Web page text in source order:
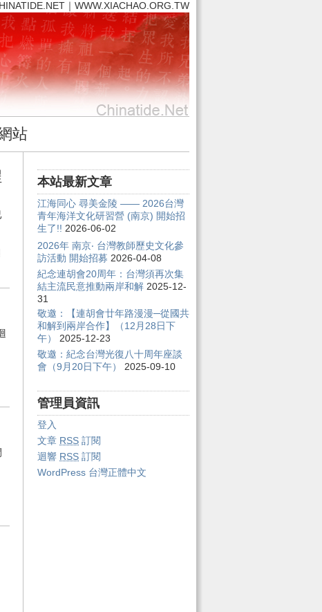
｜WWW.XIACHAO.ORG.TW
站
本站最新文章
江海同心 尋美金陵 —— 2026台灣
青年海洋文化研習營 (南京) 開始招
生了!! 2026-06-02
2026年 南京‧ 台灣教師歷史文化參
訪活動 開始招募 2026-04-08
紀念連胡會20周年：台灣須再次集
結主流民意推動兩岸和解 2025-12-
31
敬邀：【連胡會廿年路漫漫─從國共
和解到兩岸合作】（12月28日下
午）
2025-12-23
敬邀：紀念台灣光復八十周年座談
會（9月20日下午）
2025-09-10
管理員資訊
登入
文章 RSS 訂閱
迴響 RSS 訂閱
WordPress 台灣正體中文